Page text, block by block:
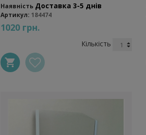
Наявність Доставка 3-5 днів
Артикул: 184474
1020 грн.
Кількість